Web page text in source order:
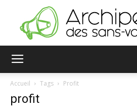
Accueil Tags Profit
profit